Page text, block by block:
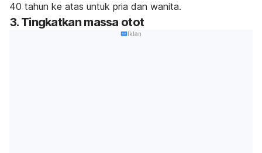
40 tahun ke atas untuk pria dan wanita.
3. Tingkatkan massa otot
Iklan